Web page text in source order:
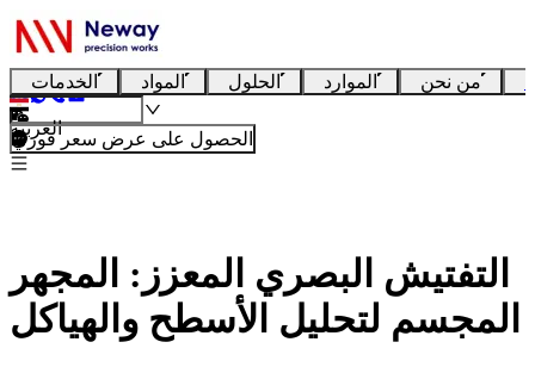
الخدمات المواد الحلول الموارد من نحن
العربية
الحصول على عرض سعر فوري
التفتيش البصري المعزز: المجهر
المجسم لتحليل الأسطح والهياكل